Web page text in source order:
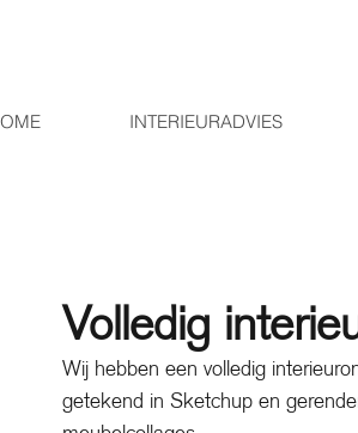
INTERIEURADVIES
Volledig
Wij hebben een volledig
getekend in Sketchup en